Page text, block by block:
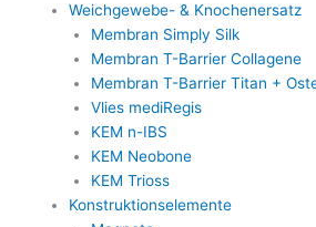
Weichgewebe- & Knochenersatz
Membran Simply Silk
Membran T-Barrier Collagene
Membran T-Barrier Titan +
Vlies mediRegis
KEM n-IBS
KEM Neobone
KEM Trioss
Konstruktionselemente